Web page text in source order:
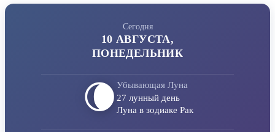
Сегодня
10 АВГУСТА,
ПОНЕДЕЛЬНИК
🌘 Убывающая Луна
27 лунный день
Луна в зодиаке Рак